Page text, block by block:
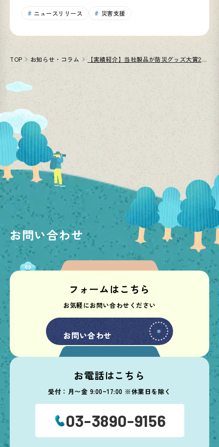
ニュースリリース 災害支援
TOP お知らせ・コラム 【実績紹介】当社製品が防災グッズ大賞2019優秀賞に選出！
お問い合わせ
フォームはこちら
お気軽にお問い合わせください
お問い合わせ
お問い合わせ
お電話はこちら
受付：月〜金 9:00~17:00 ※休業日を除く
03-3890-9156